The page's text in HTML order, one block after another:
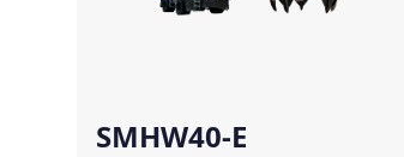
SMHW40-E